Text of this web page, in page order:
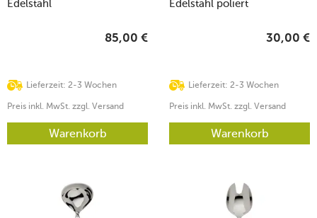
Edelstahl
Lieferzeit: 2-3 Wochen
85,00 €
Preis inkl. MwSt. zzgl. Versand
Warenkorb
Edelstahl poliert
Lieferzeit: 2-3 Wochen
30,00 €
Preis inkl. MwSt. zzgl. Versand
Warenkorb